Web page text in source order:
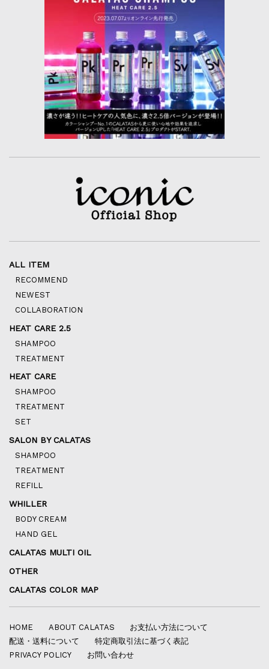
ALL ITEM
RECOMMEND
NEWEST
COLLABORATION
HEAT CARE 2.5
SHAMPOO
TREATMENT
HEAT CARE
SHAMPOO
TREATMENT
SET
SALON BY CALATAS
SHAMPOO
TREATMENT
REFILL
WHILLER
BODY CREAM
HAND GEL
CALATAS MULTI OIL
OTHER
CALATAS COLOR MAP
HOME ABOUT CALATAS
お支払い方法について
配送・送料について
特定商取引法に基づく表記
PRIVACY POLICY
お問い合わせ